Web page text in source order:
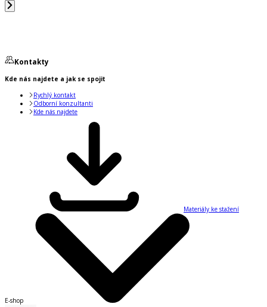
Kontakty
Kde nás najdete a jak se spojit
Rychlý kontakt
Odborní konzultanti
Kde nás najdete
Materiály ke stažení
E-shop